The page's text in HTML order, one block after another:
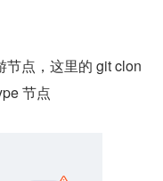
节点，这里的 git clon
节点